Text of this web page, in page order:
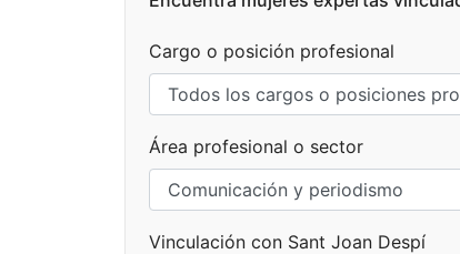
Cargo o posición profesional
Área profesional o sector
Vinculación con Sant Joan Despí